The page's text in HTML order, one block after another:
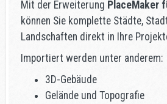
Mit der Erweiterung PlaceMaker
können Sie komplette Städte,
Landschaften direkt in Ihre
Importiert werden unter anderem:
3D-Gebäude
Gelände und Topografie